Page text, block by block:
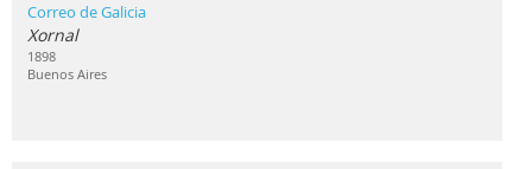
Correo de Galicia
Xornal
1898
Buenos Aires